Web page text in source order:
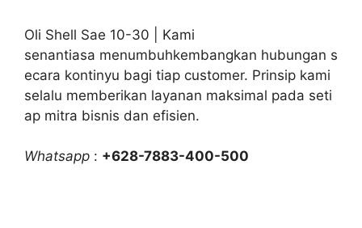
Oli Shell Sae 10-30 | Kami
senantiasa menumbuhkembangkan hubungan s
ecara kontinyu bagi tiap customer. Prinsip kami
selalu memberikan layanan maksimal pada seti
ap mitra bisnis dan efisien.
Whatsapp : +628-7883-400-500